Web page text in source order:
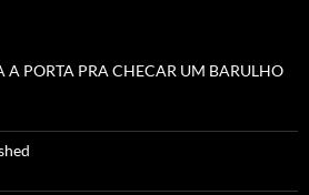
PORTA PRA CHECAR UM BARULHO